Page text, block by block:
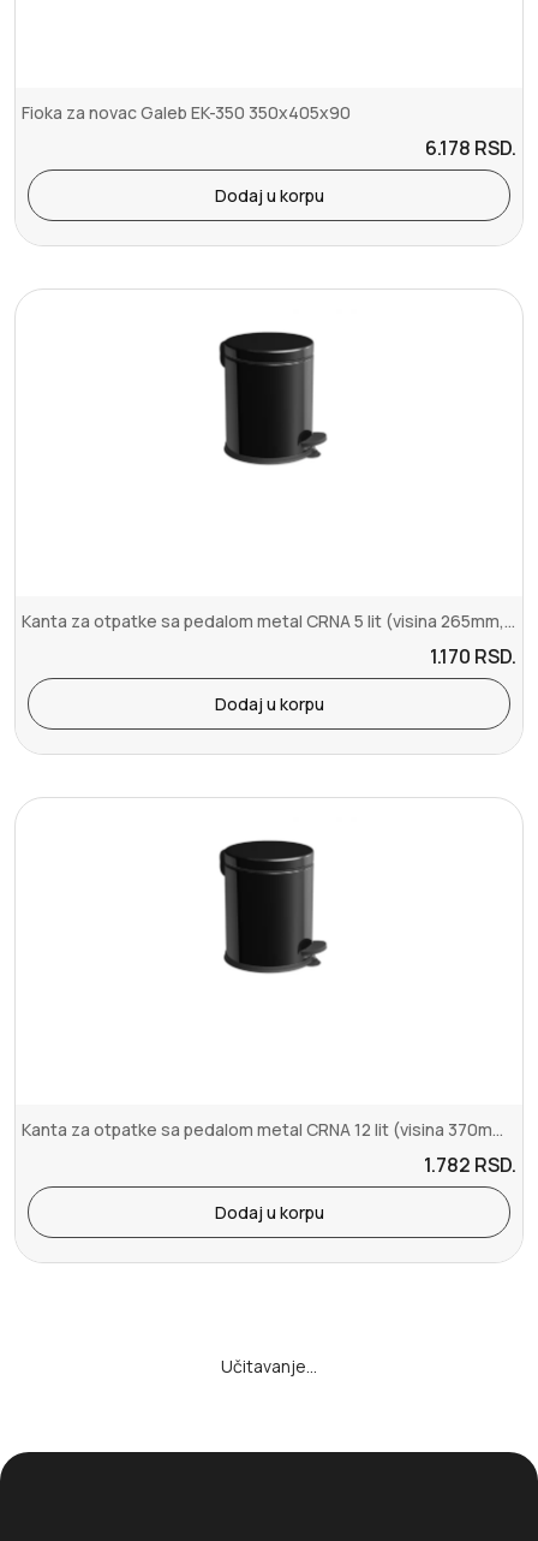
Fioka za novac Galeb EK-350 350x405x90
6.178 RSD.
Dodaj u korpu
Kanta za otpatke sa pedalom metal CRNA 5 lit (visina 265mm, prečni...
1.170 RSD.
Dodaj u korpu
Kanta za otpatke sa pedalom metal CRNA 12 lit (visina 370mm, prečni...
1.782 RSD.
Dodaj u korpu